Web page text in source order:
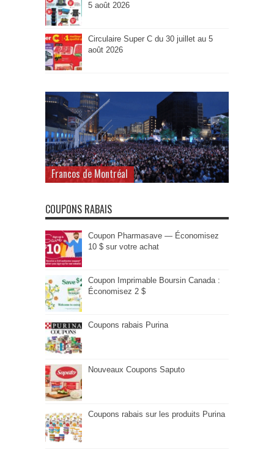
5 août 2026
Circulaire Super C du 30 juillet au 5
août 2026
Francos de Montréal
COUPONS RABAIS
Coupon Pharmasave — Économisez
10 $ sur votre achat
Coupon Imprimable Boursin Canada :
Économisez 2 $
Coupons rabais Purina
Nouveaux Coupons Saputo
Coupons rabais sur les produits Purina